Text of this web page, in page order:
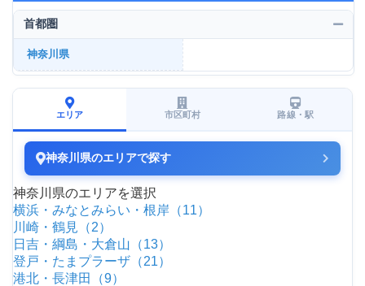
首都圏
神奈川県
エリア 市区町村 路線・駅
神奈川県のエリアで探す
神奈川県のエリアを選択
横浜・みなとみらい・根岸（11）
川崎・鶴見（2）
日吉・綱島・大倉山（13）
登戸・たまプラーザ（21）
港北・長津田（9）